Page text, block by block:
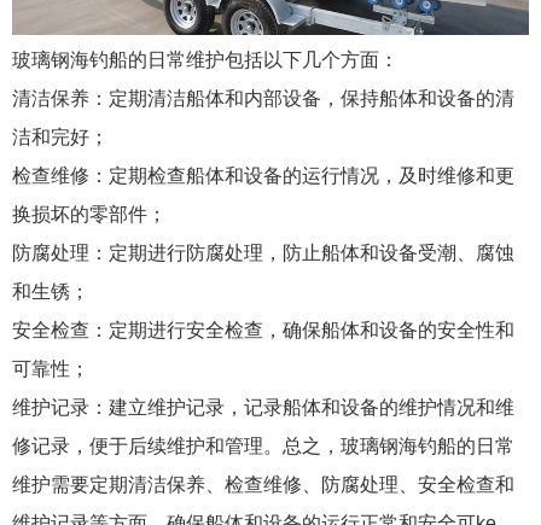
玻璃钢海钓船的日常维护包括以下几个方面：
清洁保养：定期清洁船体和内部设备，保持船体和设备的清
洁和完好；
检查维修：定期检查船体和设备的运行情况，及时维修和更
换损坏的零部件；
防腐处理：定期进行防腐处理，防止船体和设备受潮、腐蚀
和生锈；
安全检查：定期进行安全检查，确保船体和设备的安全性和
可靠性；
维护记录：建立维护记录，记录船体和设备的维护情况和维
修记录，便于后续维护和管理。总之，玻璃钢海钓船的日常
维护需要定期清洁保养、检查维修、防腐处理、安全检查和